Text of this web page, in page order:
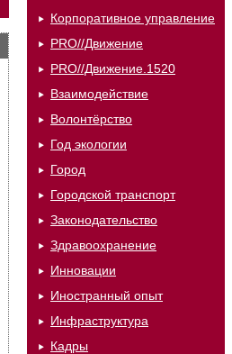
Корпоративное управление
PRO//Движение
PRO//Движение.1520
Взаимодействие
Волонтёрство
Год экологии
Город
Городской транспорт
Законодательство
Здравоохранение
Инновации
Иностранный опыт
Инфраструктура
Кадры